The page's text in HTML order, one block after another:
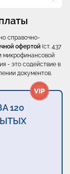
справочно-
офертой (ст. 437
микрофинансовой
- это содействие в
документов.
120